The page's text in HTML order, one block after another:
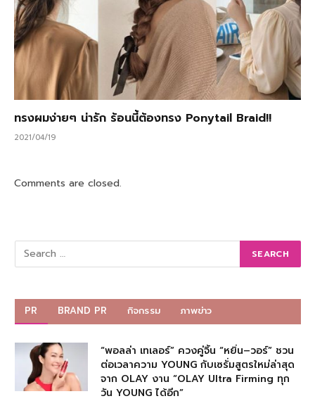
ทรงผมง่ายๆ น่ารัก ร้อนนี้ต้องทรง Ponytail Braid!!
2021/04/19
Comments are closed.
PR BRAND PR กิจกรรม ภาพข่าว
“พอลล่า เทเลอร์” ควงคู่จิ้น “หยิ่น–วอร์” ชวน
ต่อเวลาความ YOUNG กับเซรั่มสูตรใหม่ล่าสุด
จาก OLAY งาน “OLAY Ultra Firming ทุก
วัน YOUNG ได้อีก”